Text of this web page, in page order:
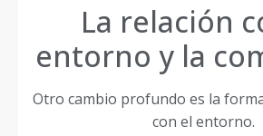
La relación
entorno y la
Otro cambio profundo es la
con el entorno.